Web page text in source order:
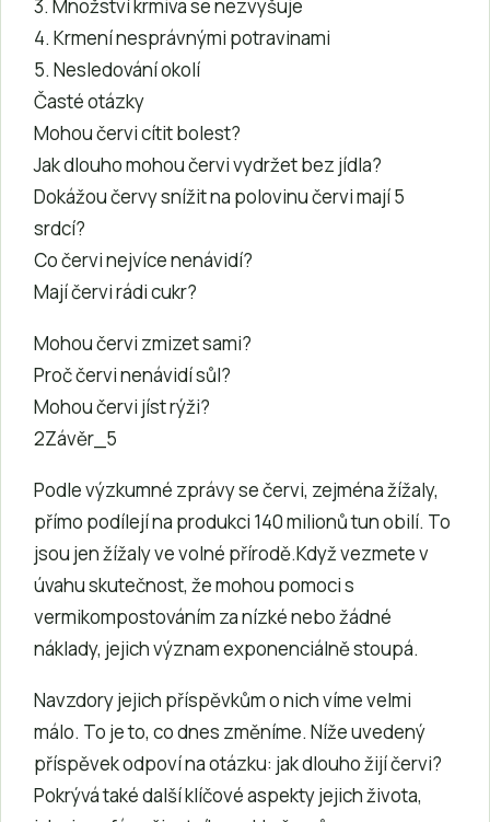
3. Množství krmiva se nezvyšuje
4. Krmení nesprávnými potravinami
5. Nesledování okolí
Časté otázky
Mohou červi cítit bolest?
Jak dlouho mohou červi vydržet bez jídla?
Dokážou červy snížit na polovinu červi mají 5
srdcí?
Co červi nejvíce nenávidí?
Mají červi rádi cukr?
Mohou červi zmizet sami?
Proč červi nenávidí sůl?
Mohou červi jíst rýži?
2Závěr_5
Podle výzkumné zprávy se červi, zejména žížaly,
přímo podílejí na produkci 140 milionů tun obilí. To
jsou jen žížaly ve volné přírodě.Když vezmete v
úvahu skutečnost, že mohou pomoci s
vermikompostováním za nízké nebo žádné
náklady, jejich význam exponenciálně stoupá.
Navzdory jejich příspěvkům o nich víme velmi
málo. To je to, co dnes změníme. Níže uvedený
příspěvek odpoví na otázku: jak dlouho žijí červi?
Pokrývá také další klíčové aspekty jejich života,